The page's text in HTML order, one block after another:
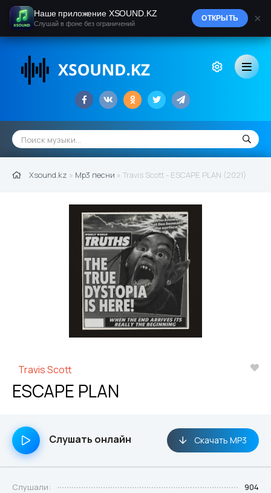
Xsound.kz » Mp3 песни » Travis Scott - ESCAPE PLAN (2021)
Travis Scott
ESCAPE PLAN
Слушать онлайн Скачать MP3
Слушали:
904
Наше приложение XSOUND.KZ
Слушай в фоне без ограничений
ОТКРЫТЬ ×